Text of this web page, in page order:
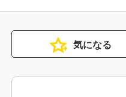
気になる